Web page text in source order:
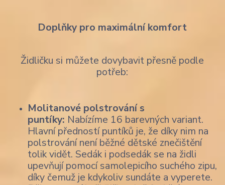
Doplňky pro maximální komfort
Židličku si můžete dovybavit přesně podle
potřeb:
Molitanové polstrování s
puntíky: Nabízíme 16 barevných variant.
Hlavní předností puntíků je, že díky nim na
polstrování není běžné dětské znečištění
tolik vidět. Sedák i podsedák se na židli
upevňují pomocí samolepicího suchého zipu,
díky čemuž je kdykoliv sundáte a vyperete.